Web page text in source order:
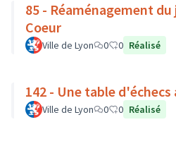
85 - Réaménagement
Coeur
Ville de Lyon 0 0 Réalisé
142 - Une table d'échecs
Ville de Lyon 0 0 Réalisé